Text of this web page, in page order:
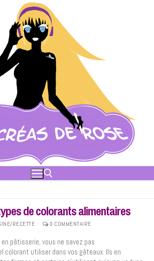
de colorants alimentaires
RECETTE 0 COMMENTAIRE
pâtisserie, vous ne savez pas
colorant utiliser dans vos gâteaux. Ils en